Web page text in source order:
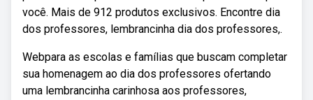
você. Mais de 912 produtos exclusivos. Encontre dia
dos professores, lembrancinha dia dos professores,.
Webpara as escolas e famílias que buscam completar
sua homenagem ao dia dos professores ofertando
uma lembrancinha carinhosa aos professores,